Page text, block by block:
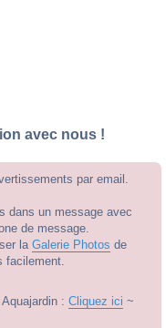
avec nous !
par email.
dans un message avec
de message.
la Galerie Photos de
facilement.
: Cliquez ici ~